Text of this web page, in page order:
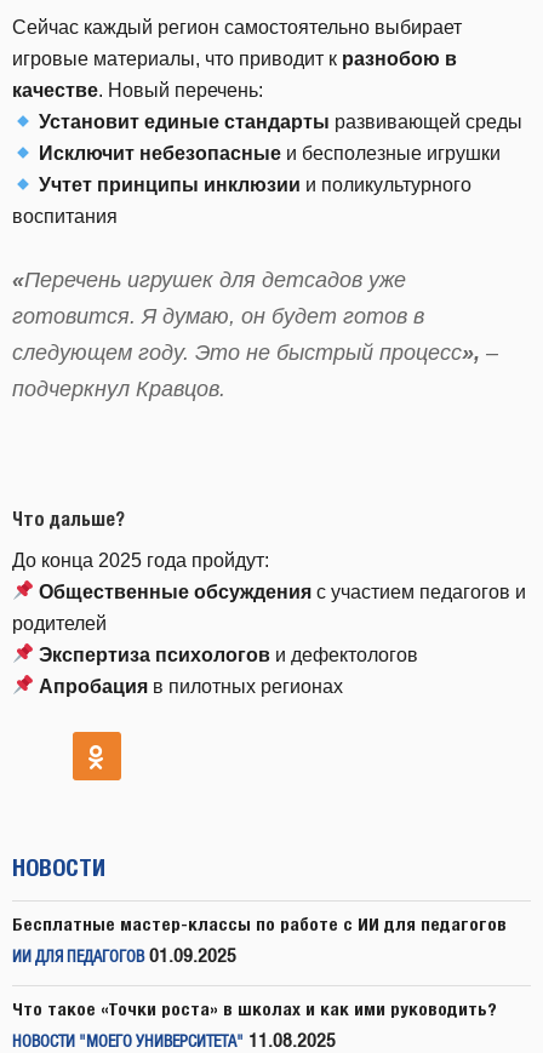
Сейчас каждый регион самостоятельно выбирает
игровые материалы, что приводит к разнобою в
качестве. Новый перечень:
Установит единые стандарты развивающей среды
Исключит небезопасные и бесполезные игрушки
Учтет принципы инклюзии и поликультурного
воспитания
«Перечень игрушек для детсадов уже
готовится. Я думаю, он будет готов в
следующем году. Это не быстрый процесс», –
подчеркнул Кравцов.
Что дальше?
До конца 2025 года пройдут:
Общественные обсуждения с участием педагогов и
родителей
Экспертиза психологов и дефектологов
Апробация в пилотных регионах
НОВОСТИ
Бесплатные мастер-классы по работе с ИИ для педагогов
ИИ ДЛЯ ПЕДАГОГОВ 01.09.2025
Что такое «Точки роста» в школах и как ими руководить?
НОВОСТИ "МОЕГО УНИВЕРСИТЕТА" 11.08.2025